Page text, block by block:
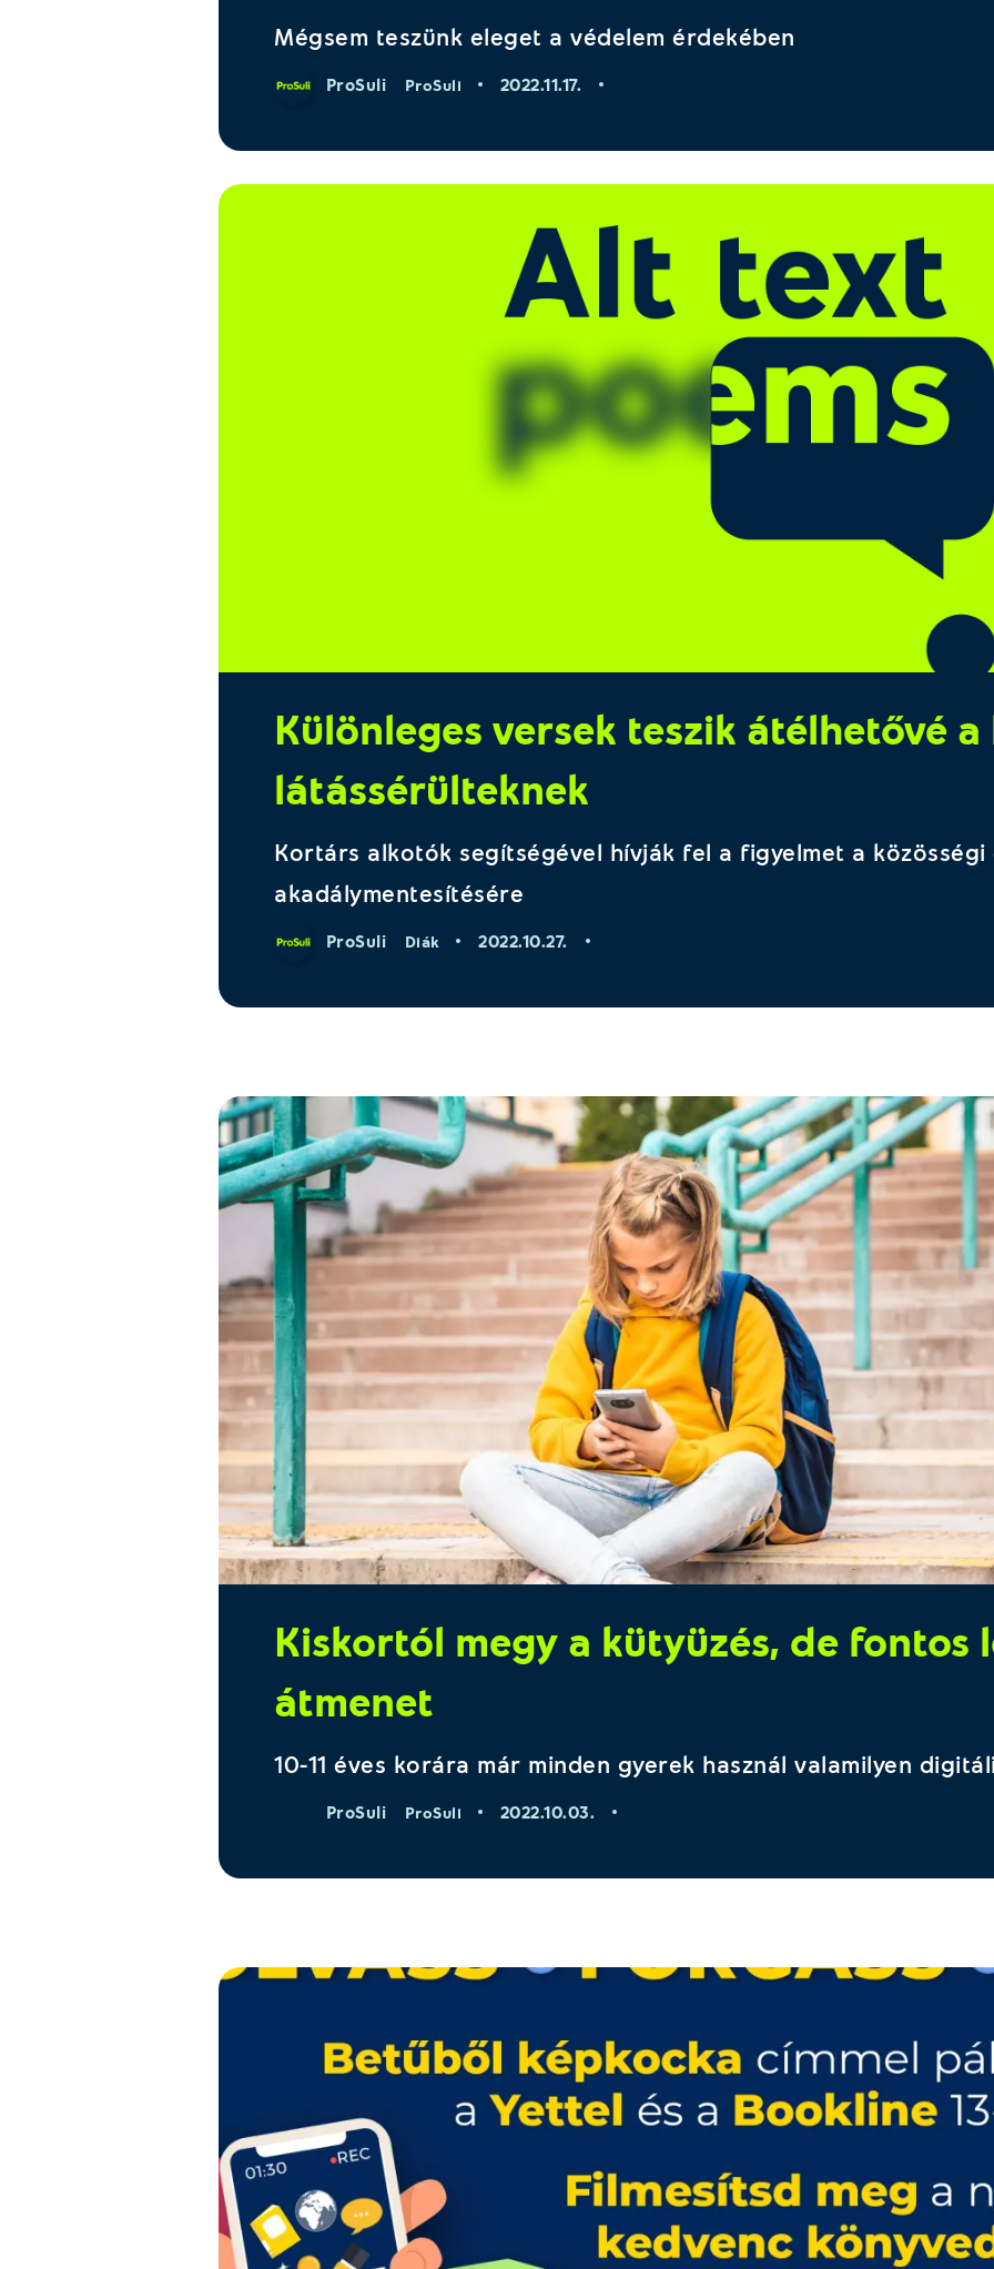
Mégsem teszünk eleget a védelem érdekében
ProSuli ProSuli 2022.11.17.
Különleges versek teszik átélhetővé a
látássérülteknek
Kortárs alkotók segítségével hívják fel a figyelmet a közösségi
akadálymentesítésére
ProSuli Diák 2022.10.27.
Kiskortól megy a kütyüzés, de fontos
átmenet
10-11 éves korára már minden gyerek használ valamilyen
ProSuli ProSuli 2022.10.03.